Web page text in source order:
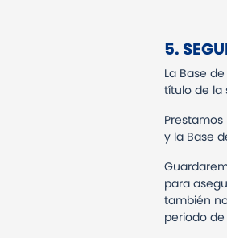
5.
La Base
título de la
y la Base
para
también
periodo